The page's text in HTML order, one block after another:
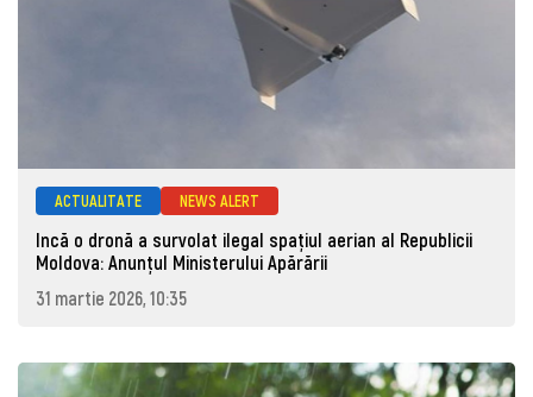
ACTUALITATE NEWS ALERT
Incă o dronă a survolat ilegal spațiul aerian al Republicii
Moldova: Anunţul Ministerului Apărării
31 martie 2026, 10:35